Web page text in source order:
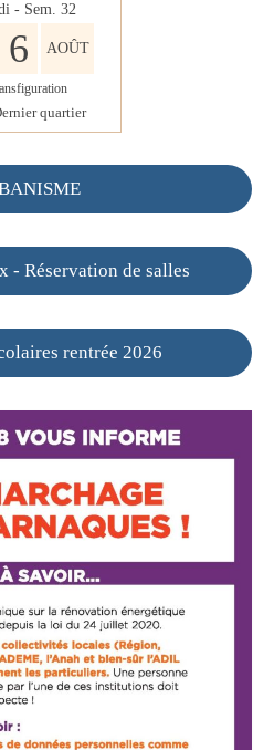
- Sem. 32
6 AOÛT
quartier
- Réservation de salles
rentrée 2026